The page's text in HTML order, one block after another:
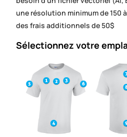
une résolution minimum de 150
des frais additionnels de 50$
Sélectionnez votre